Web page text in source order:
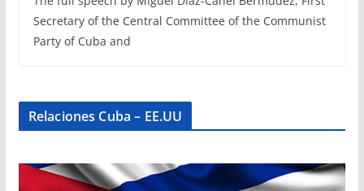
Secretary of the Central Committee of the Communist
Party of Cuba and
Relaciones Cuba – EE.UU